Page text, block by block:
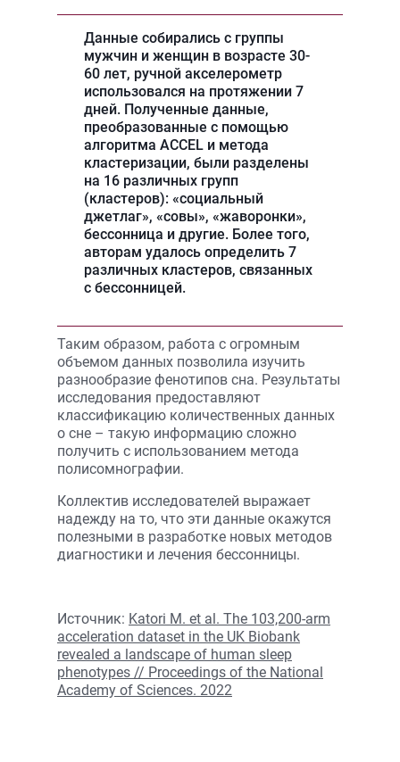
Данные собирались с группы
мужчин и женщин в возрасте 30-
60 лет, ручной акселерометр
использовался на протяжении 7
дней. Полученные данные,
преобразованные с помощью
алгоритма ACCEL и метода
кластеризации, были разделены
на 16 различных групп
(кластеров): «социальный
джетлаг», «совы», «жаворонки»,
бессонница и другие. Более того,
авторам удалось определить 7
различных кластеров, связанных
с бессонницей.
Таким образом, работа с огромным
объемом данных позволила изучить
разнообразие фенотипов сна. Результаты
исследования предоставляют
классификацию количественных данных
о сне – такую информацию сложно
получить с использованием метода
полисомнографии.
Коллектив исследователей выражает
надежду на то, что эти данные окажутся
полезными в разработке новых методов
диагностики и лечения бессонницы.
Источник: Katori M. et al. The 103,200-arm
acceleration dataset in the UK Biobank
revealed a landscape of human sleep
phenotypes // Proceedings of the National
Academy of Sciences. 2022